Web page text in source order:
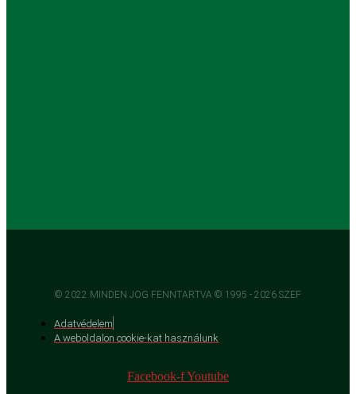
© 2022 MINDEN JOG FENNTARTVA © 1995 - 2026 SZEF
Adatvédelem
A weboldalon cookie-kat használunk
Facebook-fYoutube